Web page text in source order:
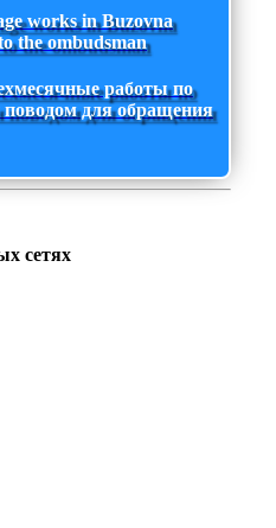
works in Buzovna
the ombudsman
работы по
поводом для обращения
сетях